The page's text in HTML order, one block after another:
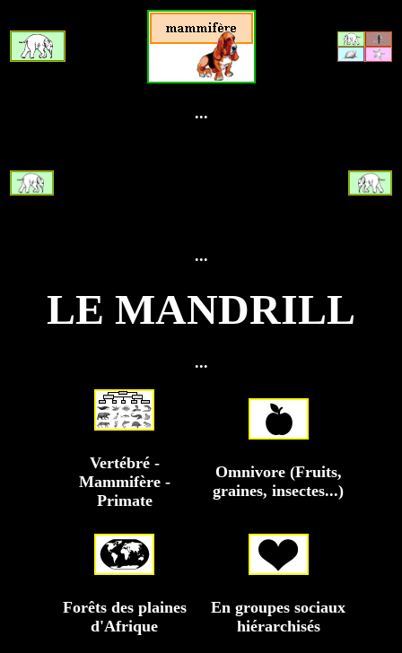
...
...
LE MANDRILL
...
Vertébré -
Mammifère -
Primate
Omnivore (Fruits,
graines, insectes...)
Forêts des plaines
d'Afrique
En groupes sociaux
hiérarchisés